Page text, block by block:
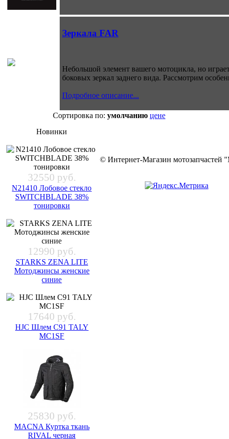
Зеркала FAR
Небольшой элемент вашего мотоцикла, но
боковых зеркал заднего вида. Рассмотрим
Подробное описание...
Сортировка по: умолчанию цене
Новинки
32550 руб.
N21410 Лобовое стекло
SWITCHBLADE 38%
тонировки
12990 руб.
STARKS ZENA LITE
Мотоджинсы женские
синие
17640 руб.
HJC Шлем C91 TALY
MC1SF
25830 руб.
MACNA Куртка ткань
RIVAL черная
© Интернет-Магазин